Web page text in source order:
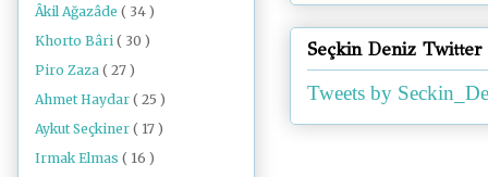
Seçkin Deniz Twitter
Tweets by
Âkil Ağazâde ( 34 )
Khorto Bâri ( 30 )
Piro Zaza ( 27 )
Ahmet Haydar ( 25 )
Aykut Seçkiner ( 17 )
Irmak Elmas ( 16 )